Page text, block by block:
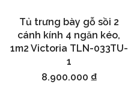
Thêm vào giỏ hàng
Tủ trưng bày gỗ sồi 2
cánh kính 4 ngăn kéo,
1m2 Victoria TLN-033TU-
1
8.900.000 ₫